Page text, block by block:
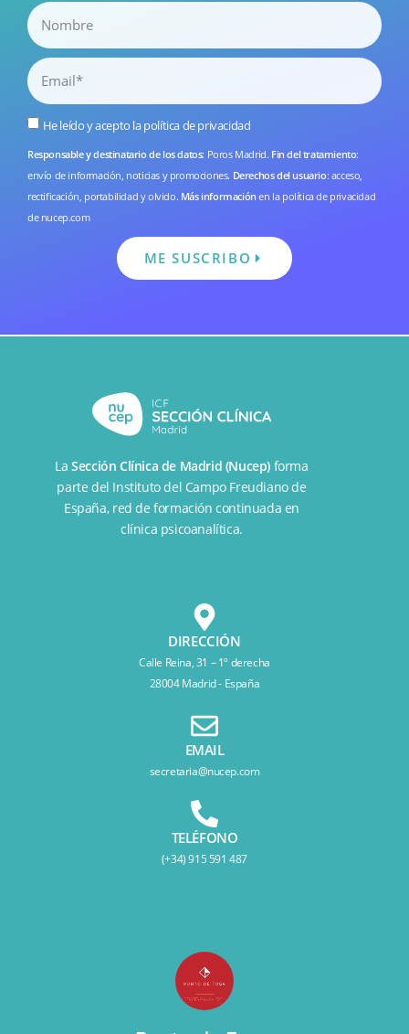
He leído y acepto lapolítica de privacidad
Responsable y destinatario de los datos: Poros Madrid. Fin del tratamiento:
envío de información, noticias y promociones. Derechos del usuario: acceso,
rectificación, portabilidad y olvido. Más información en la política de privacidad
de nucep.com
ME SUSCRIBO
LaSección Clínica de Madrid (Nucep) forma
parte del Instituto del Campo Freudiano de
España, red de formación continuada en
clínica psicoanalítica.
DIRECCIÓN
Calle Reina, 31 – 1º derecha
28004 Madrid - España
EMAIL
secretaria@nucep.com
TELÉFONO
(+34) 915 591 487